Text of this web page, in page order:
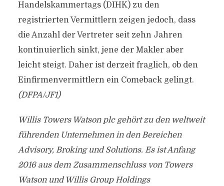
Handelskammertags (DIHK) zu den
registrierten Vermittlern zeigen jedoch, dass
die Anzahl der Vertreter seit zehn Jahren
kontinuierlich sinkt, jene der Makler aber
leicht steigt. Daher ist derzeit fraglich, ob den
Einfirmenvermittlern ein Comeback gelingt.
(DFPA/JF1)
Willis Towers Watson plc gehört zu den weltweit
führenden Unternehmen in den Bereichen
Advisory, Broking und Solutions. Es ist Anfang
2016 aus dem Zusammenschluss von Towers
Watson und Willis Group Holdings